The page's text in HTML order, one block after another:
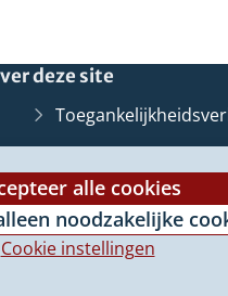
alle cookies
noodzakelijke
Cookie instellingen
deze site
persoonsgegevens
Informatiebeveiliging
Proclaimer